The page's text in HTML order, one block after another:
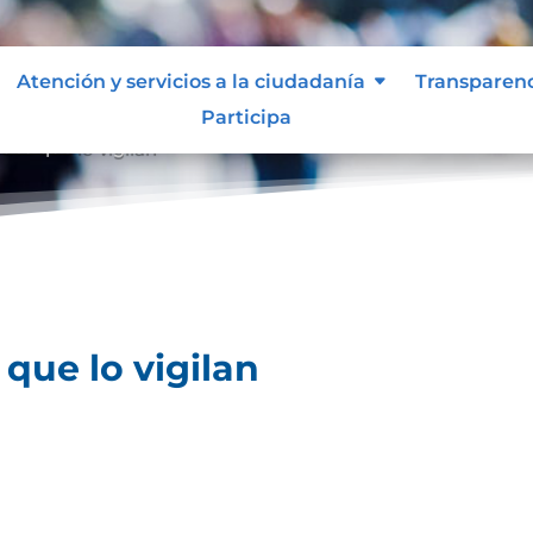
Atención y servicios a la ciudadanía
Participa
que lo vigilan
lo vigilan